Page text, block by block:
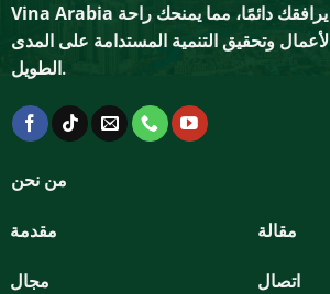
Vina Arabia
وتحقيق التنمية المستدامة على المدى
الطويل.
من نحن
مقدمة
مجال
مقالة
اتصال